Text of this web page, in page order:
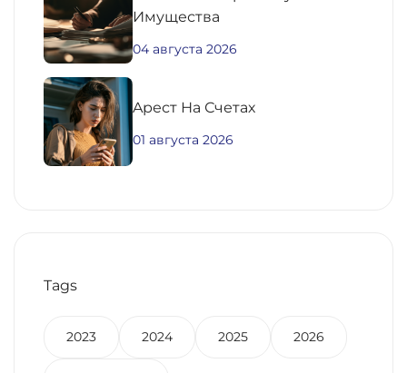
Имущества
04 августа 2026
Aрест На Счетах
01 августа 2026
Tags
2023 2024 2025 2026